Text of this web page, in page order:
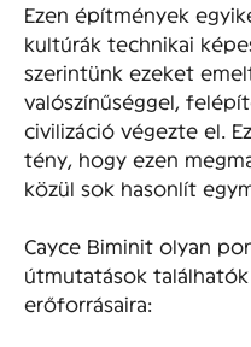
Ezen építmények
kultúrák technikai
szerintünk ezeket
valószínűséggel,
civilizáció végezte el.
tény, hogy ezen
közül sok hasonlít
Cayce Biminit olyan
útmutatások
erőforrásaira: